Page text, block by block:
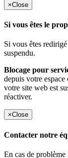
×Close
Si vous êtes le
Si vous êtes
suspendu.
Blocage pour
depuis votre
votre site web est
réactiver.
×Close
Contacter notre
En cas de